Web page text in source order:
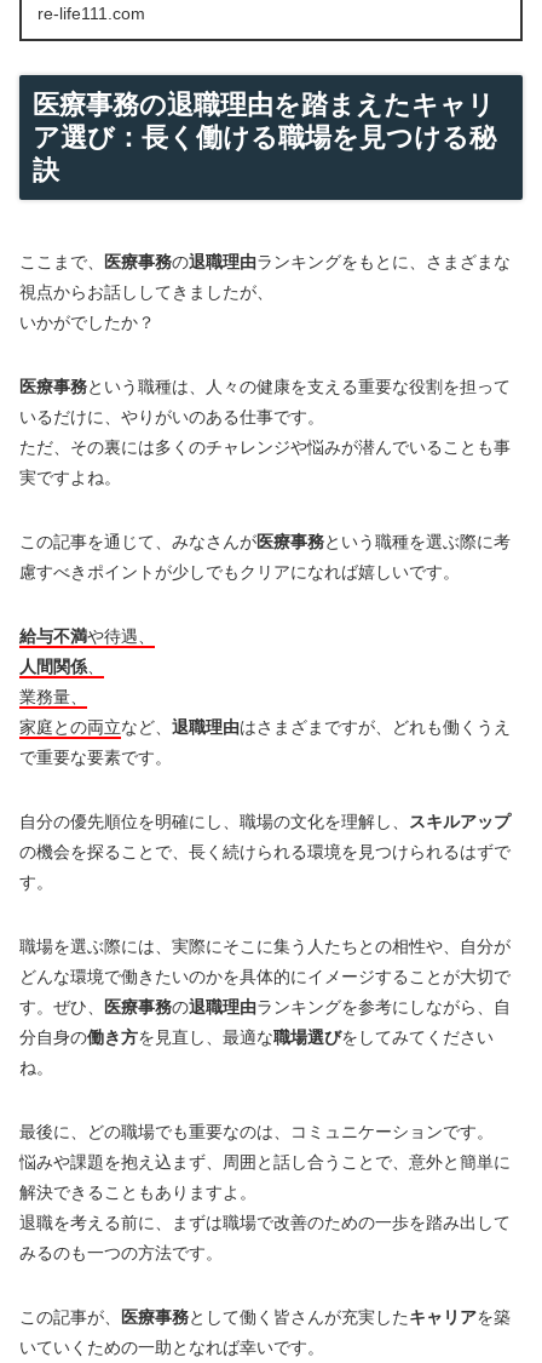
re-life111.com
医療事務の退職理由を踏まえたキャリ
ア選び：長く働ける職場を見つける秘
訣
ここまで、 医療事務の退職理由ランキングをもとに、さまざまな
視点からお話ししてきましたが、
いかがでしたか？
医療事務という職種は、人々の健康を支える重要な役割を担って
いるだけに、やりがいのある仕事です。
ただ、その裏には多くのチャレンジや悩みが潜んでいることも事
実ですよね。
この記事を通じて、みなさんが医療事務という職種を選ぶ際に考
慮すべきポイントが少しでもクリアになれば嬉しいです。
給与不満や待遇、
人間関係、
業務量、
家庭との両立など、 退職理由はさまざまですが、どれも働くうえ
で重要な要素です。
自分の優先順位を明確にし、職場の文化を理解し、 スキルアップ
の機会を探ることで、長く続けられる環境を見つけられるはずで
す。
職場を選ぶ際には、実際にそこに集う人たちとの相性や、自分が
どんな環境で働きたいのかを具体的にイメージすることが大切で
す。ぜひ、
医療事務の退職理由ランキングを参考にしながら、自
分自身の働き方を見直し、最適な職場選びをしてみてください
ね。
最後に、どの職場でも重要なのは、コミュニケーションです。
悩みや課題を抱え込まず、周囲と話し合うことで、意外と簡単に
解決できることもありますよ。
退職を考える前に、まずは職場で改善のための一歩を踏み出して
みるのも一つの方法です。
この記事が、 医療事務として働く皆さんが充実したキャリアを築
いていくための一助となれば幸いです。